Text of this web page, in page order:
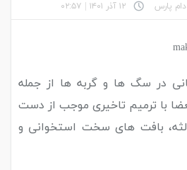
پارس ۱۲ آذر ۱۴۰۱ ۰۲:۵۷
در سگ ها و گربه ها از جمله
با ترمیم تاخیری موجب از دست
لثه، بافت های سخت استخوانی و